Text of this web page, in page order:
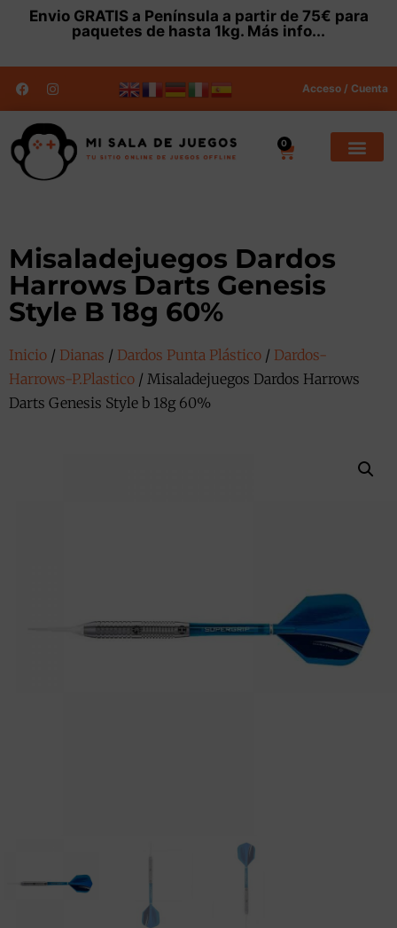
Envio GRATISa Península a partir de 75€ para
paquetes de hasta 1kg. Más info...
Acceso / Cuenta
0
Misaladejuegos Dardos
Harrows Darts Genesis
Style B 18g 60%
Inicio / Dianas / Dardos Punta Plástico / Dardos-
Harrows-P.Plastico / Misaladejuegos Dardos Harrows
Darts Genesis Style b 18g 60%